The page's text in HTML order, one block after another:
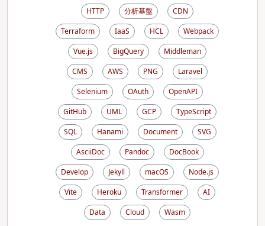
HTTP
分析基盤
CDN
Terraform
IaaS HCL
Webpack
Vue.js
BigQuery
Middleman
CMS
AWS PNG
Laravel
Selenium
OAuth
OpenAPI
GitHub
UML GCP
TypeScript
SQL
Hanami Document
SVG
AsciiDoc
Pandoc
DocBook
Develop
Jekyll macOS
Node.js
Vite
Heroku Transformer
AI
Data
Cloud Wasm